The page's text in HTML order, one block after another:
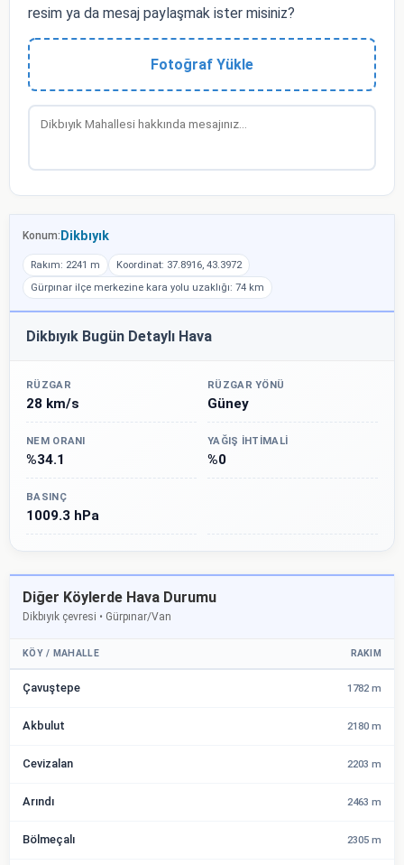
resim ya da mesaj paylaşmak ister misiniz?
Fotoğraf Yükle
Konum: Dikbıyık
Rakım: 2241 m
Koordinat: 37.8916, 43.3972
Gürpınar ilçe merkezine kara yolu uzaklığı: 74 km
Dikbıyık Bugün Detaylı Hava
RÜZGAR
28 km/s
RÜZGAR YÖNÜ
Güney
NEM ORANI
%34.1
YAĞIŞ İHTIMALI
%0
BASINÇ
1009.3 hPa
Diğer Köylerde Hava Durumu
Dikbıyık çevresi • Gürpınar/Van
KÖY / MAHALLE RAKIM
Çavuştepe 1782 m
Akbulut 2180 m
Cevizalan 2203 m
Arındı 2463 m
Bölmeçalı 2305 m